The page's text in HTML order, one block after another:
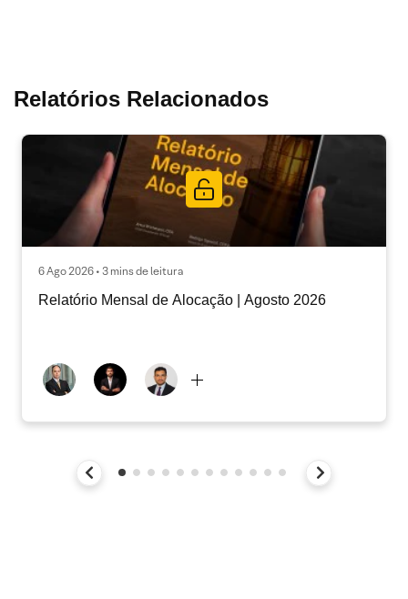
Relatórios Relacionados
6 Ago 2026 • 3 mins de leitura
Relatório Mensal de Alocação | Agosto 2026